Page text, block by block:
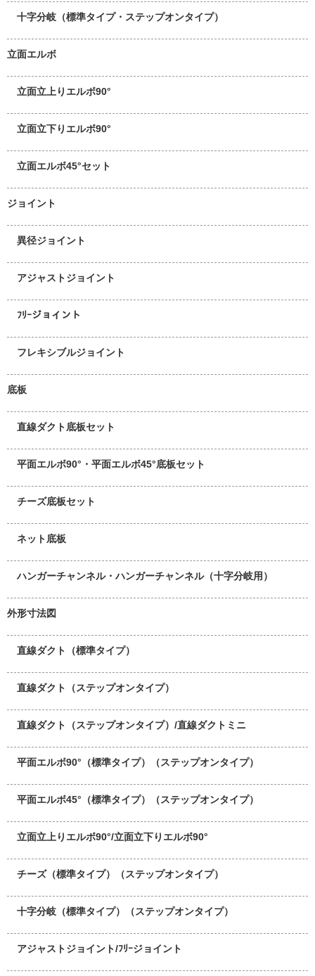
十字分岐（標準タイプ・ステップオンタイプ）
立面エルボ
立面立上りエルボ90°
立面立下りエルボ90°
立面エルボ45°セット
ジョイント
異径ジョイント
アジャストジョイント
ﾌﾘｰジョイント
フレキシブルジョイント
底板
直線ダクト底板セット
平面エルボ90°・平面エルボ45°底板セット
チーズ底板セット
ネット底板
ハンガーチャンネル・ハンガーチャンネル（十字分岐用）
外形寸法図
直線ダクト（標準タイプ）
直線ダクト（ステップオンタイプ）
直線ダクト（ステップオンタイプ）/直線ダクトミニ
平面エルボ90°（標準タイプ）（ステップオンタイプ）
平面エルボ45°（標準タイプ）（ステップオンタイプ）
立面立上りエルボ90°/立面立下りエルボ90°
チーズ（標準タイプ）（ステップオンタイプ）
十字分岐（標準タイプ）（ステップオンタイプ）
アジャストジョイント/ﾌﾘｰジョイント